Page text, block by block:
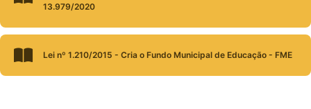
13.979/2020
Lei nº 1.210/2015 - Cria o Fundo Municipal de Educação - FME